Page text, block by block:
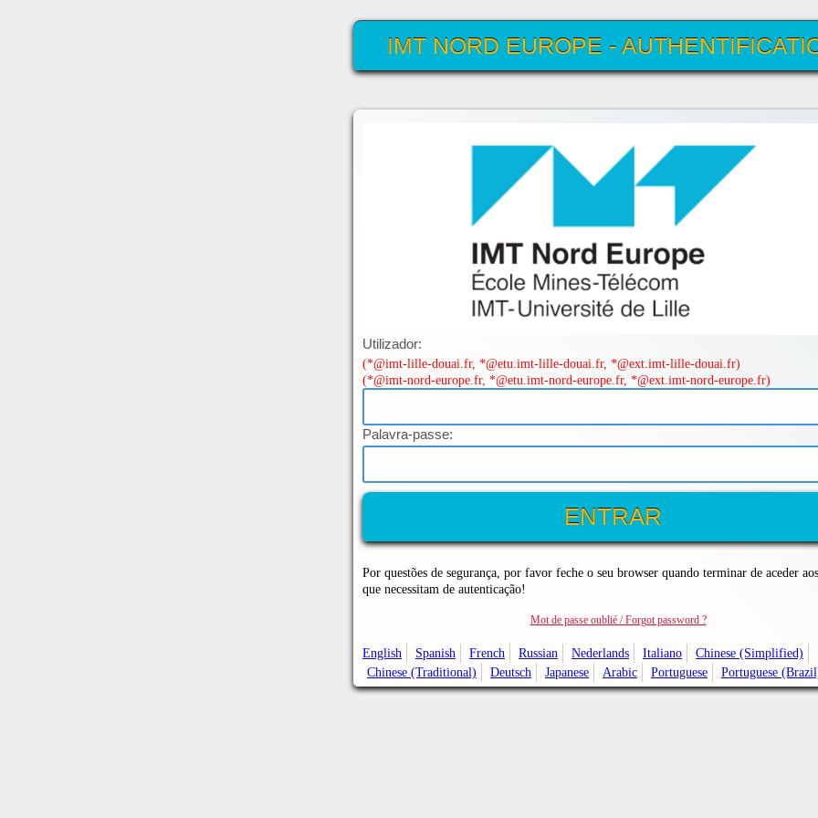
IMT NORD EUROPE -
Utilizador:
(*@imt-lille-douai.fr, *@etu.imt-lille-douai.fr, *@ext.imt-lille-douai.fr)
(*@imt-nord-europe.fr, *@etu.imt-nord-europe.fr, *@ext.imt-nord-europe.fr)
Palavra-passe:
Por questões de segurança, por favor feche o seu browser quando terminar de aceder
que necessitam de autenticação!
Mot de passe oublié / Forgot password ?
English Spanish French Russian Nederlands Italiano
Chinese (Simplified)
Chinese (Traditional)
Deutsch Japanese Arabic Portuguese Portuguese